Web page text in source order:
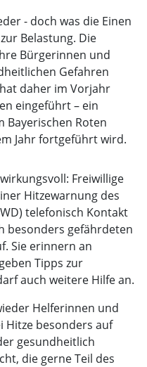
- doch was die Einen
Belastung. Die
Bürgerinnen und
Gefahren
daher im Vorjahr
eingeführt – ein
Bayerischen Roten
Jahr fortgeführt wird.
Freiwillige
Hitzewarnung des
telefonisch Kontakt
besonders gefährdeten
Sie erinnern an
Tipps zur
auch weitere Hilfe an.
Helferinnen und
Hitze besonders auf
gesundheitlich
die gerne Teil des